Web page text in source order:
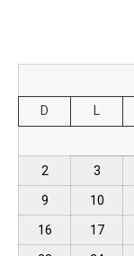
D L
2 3
9 10
16 17